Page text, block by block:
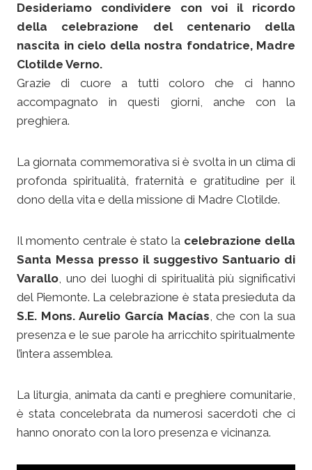
Desideriamo condividere con voi il ricordo
della celebrazione del centenario della
nascita in cielo della nostra fondatrice, Madre
Clotilde Verno.
Grazie di cuore a tutti coloro che ci hanno
accompagnato in questi giorni, anche con la
preghiera.
La giornata commemorativa si è svolta in un clima di
profonda spiritualità, fraternità e gratitudine per il
dono della vita e della missione di Madre Clotilde.
Il momento centrale è stato la celebrazione della
Santa Messa presso il suggestivo Santuario di
Varallo, uno dei luoghi di spiritualità più significativi
del Piemonte. La celebrazione è stata presieduta da
S.E. Mons. Aurelio García Macías, che con la sua
presenza e le sue parole ha arricchito spiritualmente
l’intera assemblea.
La liturgia, animata da canti e preghiere comunitarie,
è stata concelebrata da numerosi sacerdoti che ci
hanno onorato con la loro presenza e vicinanza.